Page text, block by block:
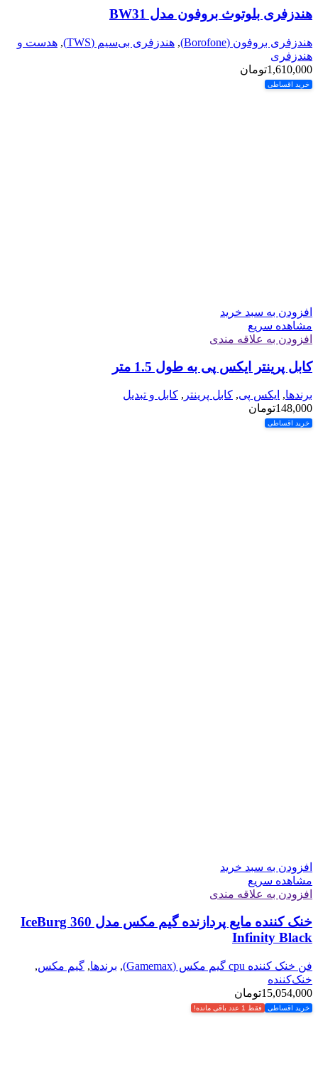
هندزفری بلوتوث بروفون مدل BW31
هندزفری بروفون (Borofone) , هندزفری بی‌سیم (TWS) , هدست و
هندزفری
1,610,000تومان
خرید اقساطی
افزودن به سبد خرید
مشاهده سریع
افزودن به علاقه مندی
کابل پرینتر ایکس پی به طول 1.5 متر
برندها, ایکس پی, کابل پرینتر , کابل و تبدیل
148,000تومان
خرید اقساطی
افزودن به سبد خرید
مشاهده سریع
افزودن به علاقه مندی
خنک کننده مایع پردازنده گیم مکس مدل IceBurg 360
Infinity Black
فن خنک کننده cpu گیم مکس (Gamemax) , برندها, گیم مکس,
خنک‌کننده
15,054,000تومان
خرید اقساطی فقط 1 عدد باقی مانده!